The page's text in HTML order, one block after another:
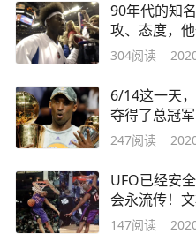
90年代的知
攻、态度，
304阅读
6/14这一天
夺得了总冠
247阅读
UFO已经安
会永流传！
147阅读